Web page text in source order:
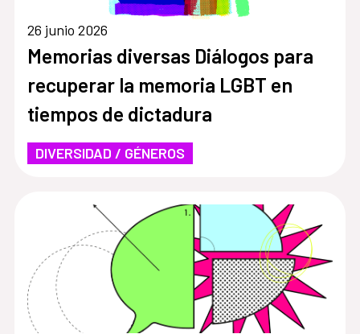
26 junio 2026
Memorias diversas Diálogos para
recuperar la memoria LGBT en
tiempos de dictadura
DIVERSIDAD / GÉNEROS